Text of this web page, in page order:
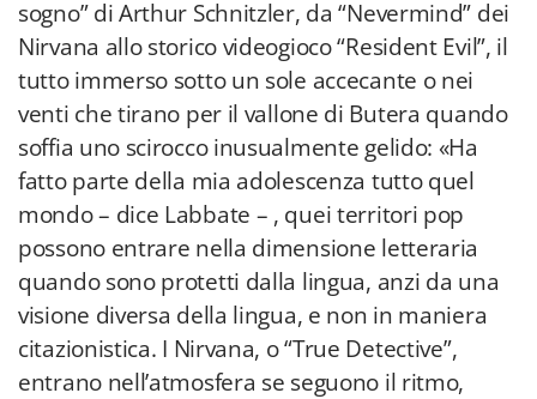
sogno” di Arthur Schnitzler, da “Nevermind” dei
Nirvana allo storico videogioco “Resident Evil”, il
tutto immerso sotto un sole accecante o nei
venti che tirano per il vallone di Butera quando
soffia uno scirocco inusualmente gelido: «Ha
fatto parte della mia adolescenza tutto quel
mondo – dice Labbate – , quei territori pop
possono entrare nella dimensione letteraria
quando sono protetti dalla lingua, anzi da una
visione diversa della lingua, e non in maniera
citazionistica. I Nirvana, o “True Detective”,
entrano nell’atmosfera se seguono il ritmo,